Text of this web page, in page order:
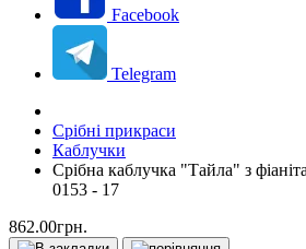
Facebook
Telegram
Срібні прикраси
Каблучки
Срібна каблучка "Тайла" з
0153 - 17
862.00грн.